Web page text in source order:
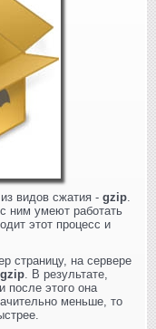
видов сжатия - gzip
ним умеют работать
этот процесс и
страницу, на сервере
gzip . В результате,
после этого она
меньше, то